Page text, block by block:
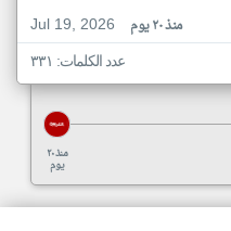
Jul 19, 2026
منذ ٢٠ يوم
عدد الكلمات: ٣٣١
منذ ٢٠
يوم